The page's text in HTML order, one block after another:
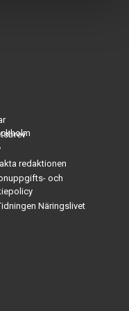
redaktionen
och
Näringslivet